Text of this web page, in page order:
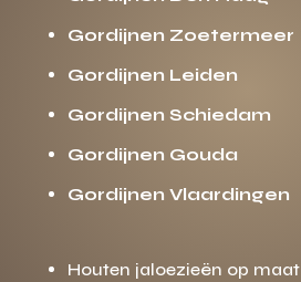
Gordijnen Zoetermeer
Gordijnen Leiden
Gordijnen Schiedam
Gordijnen Gouda
Gordijnen Vlaardingen
Houten jaloezieën op maat